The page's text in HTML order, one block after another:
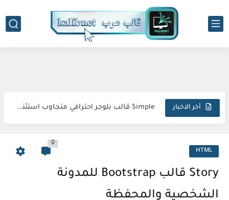
أخر الاخبار
HTML
0
Story قالب Bootstrap للمدونة
الشخصية والمحفظة